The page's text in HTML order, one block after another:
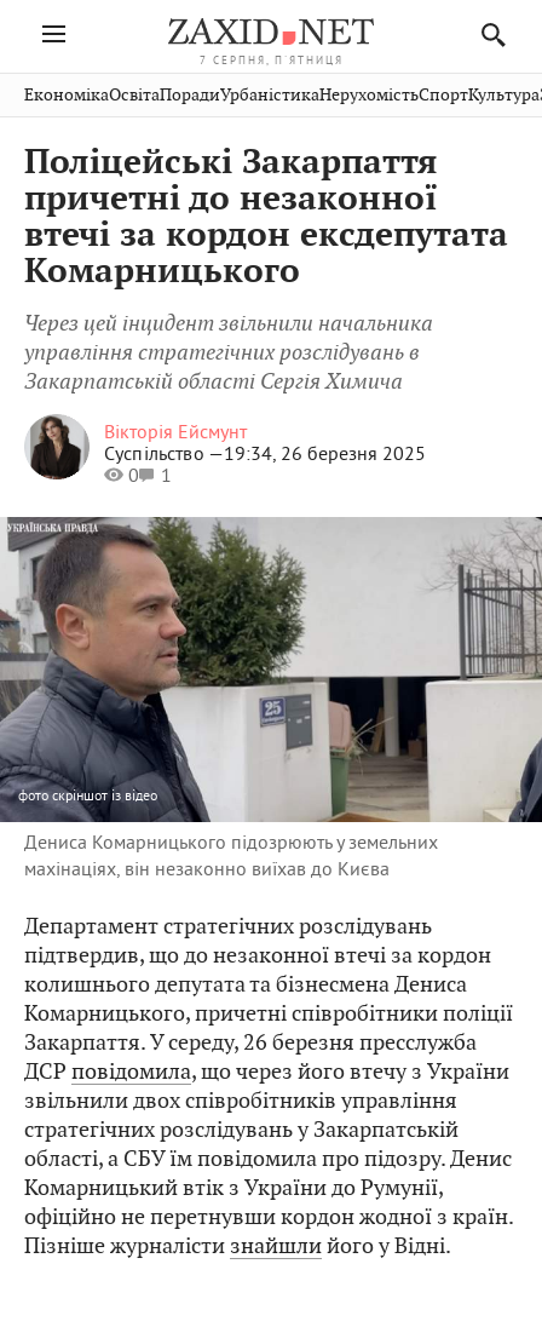
7 СЕРПНЯ, П'ЯТНИЦЯ
Івано-
Франківськ
Тернопіль
Волинь
Закарпаття
Рівне
Чернівці
Шептицький
Стрий
Хмельницький
Вінниця
Публікації
Авто СловкоКультура
Кіно Дім СпортКраєзнавство
ФотоОсвітаНерухомість
Домашні
тварини
ЕкономікаОсвітаПорадиУрбаністикаНерухомістьСпортКультура
Поліцейські Закарпаття
причетні до незаконної
втечі за кордон ексдепутата
Комарницького
Через цей інцидент звільнили начальника
управління стратегічних розслідувань в
Закарпатській області Сергія Химича
Вікторія Ейсмунт
Суспільство —19:34, 26 березня 2025
0
1
фотоскріншот із відео
Дениса Комарницького підозрюють у земельних
махінаціях, він незаконно виїхав до Києва
Департамент стратегічних розслідувань
підтвердив, що до незаконної втечі за кордон
колишнього депутата та бізнесмена Дениса
Комарницького, причетні співробітники поліції
Закарпаття. У середу, 26 березня пресслужба
ДСР повідомила, що через його втечу з України
звільнили двох співробітників управління
стратегічних розслідувань у Закарпатській
області, а СБУ їм повідомила про підозру. Денис
Комарницький втік з України до Румунії,
офіційно не перетнувши кордон жодної з країн.
Пізніше журналісти знайшлийого у Відні.